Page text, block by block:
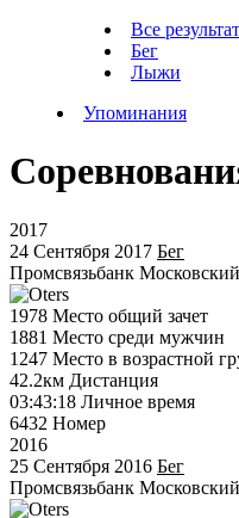
Все
Бег
Лыжи
Упоминания
2017
24 Сентября 2017 Бег
Промсвязьбанк
1978 Место общий зачет
1881 Место среди мужчин
1247 Место в возрастной
42.2км Дистанция
03:43:18 Личное время
6432 Номер
2016
25 Сентября 2016 Бег
Промсвязьбанк